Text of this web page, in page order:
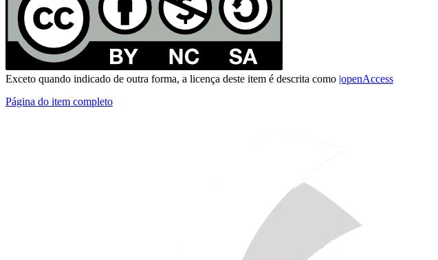
Exceto quando indicado de outra forma, a licença deste item é descrita como |openAccess
Página do item completo